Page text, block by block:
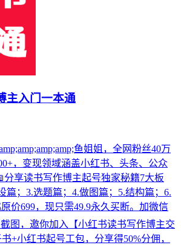
主入门一本通
鱼姐姐，全网粉丝40万
，变现领域涵盖小红书、头条、公众
分享读书写作博主起号独家秘籍7大板
篇；3.选题篇；4.做图篇；5.结构篇；6.
价699，现只需49.9永久买断。加微信
图，邀你加入【小红书读书写作博主交
+小红书起号工包，分享得50%分佣，